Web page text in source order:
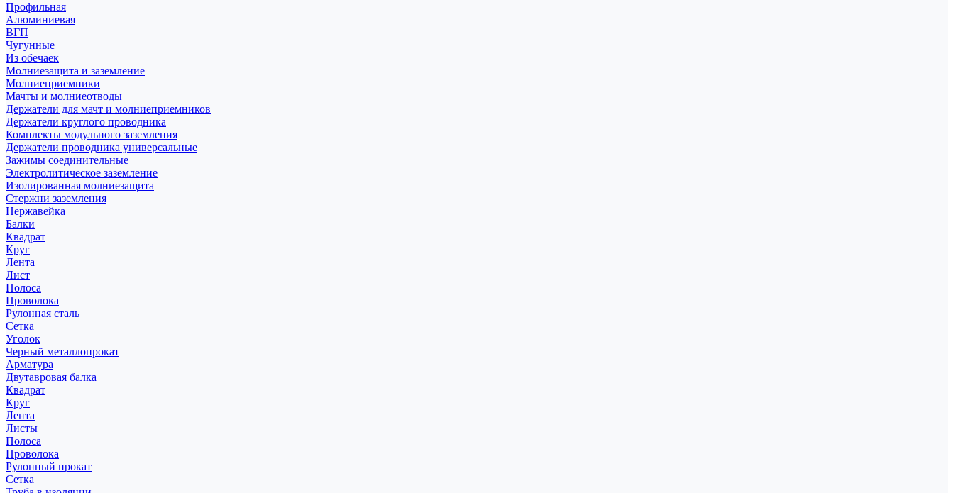
Профильная
Алюминиевая
ВГП
Чугунные
Из обечаек
Молниезащита и заземление
Молниеприемники
Мачты и молниеотводы
Держатели для мачт и молниеприемников
Держатели круглого проводника
Комплекты модульного заземления
Держатели проводника универсальные
Зажимы соединительные
Электролитическое заземление
Изолированная молниезащита
Стержни заземления
Нержавейка
Балки
Квадрат
Круг
Лента
Лист
Полоса
Проволока
Рулонная сталь
Сетка
Уголок
Черный металлопрокат
Арматура
Двутавровая балка
Квадрат
Круг
Лента
Листы
Полоса
Проволока
Рулонный прокат
Сетка